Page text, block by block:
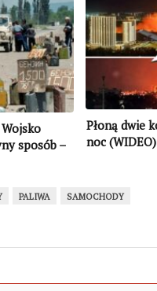
sposób –
Płoną dwie
noc (WIDEO)
PALIWA SAMOCHODY